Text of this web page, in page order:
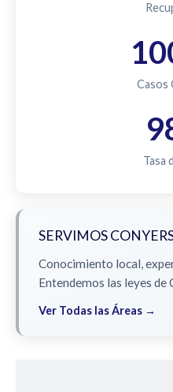
Casos
Tasa
SERVIMOS
Conocimiento local,
Entendemos las leyes
Ver Todas las Áreas →